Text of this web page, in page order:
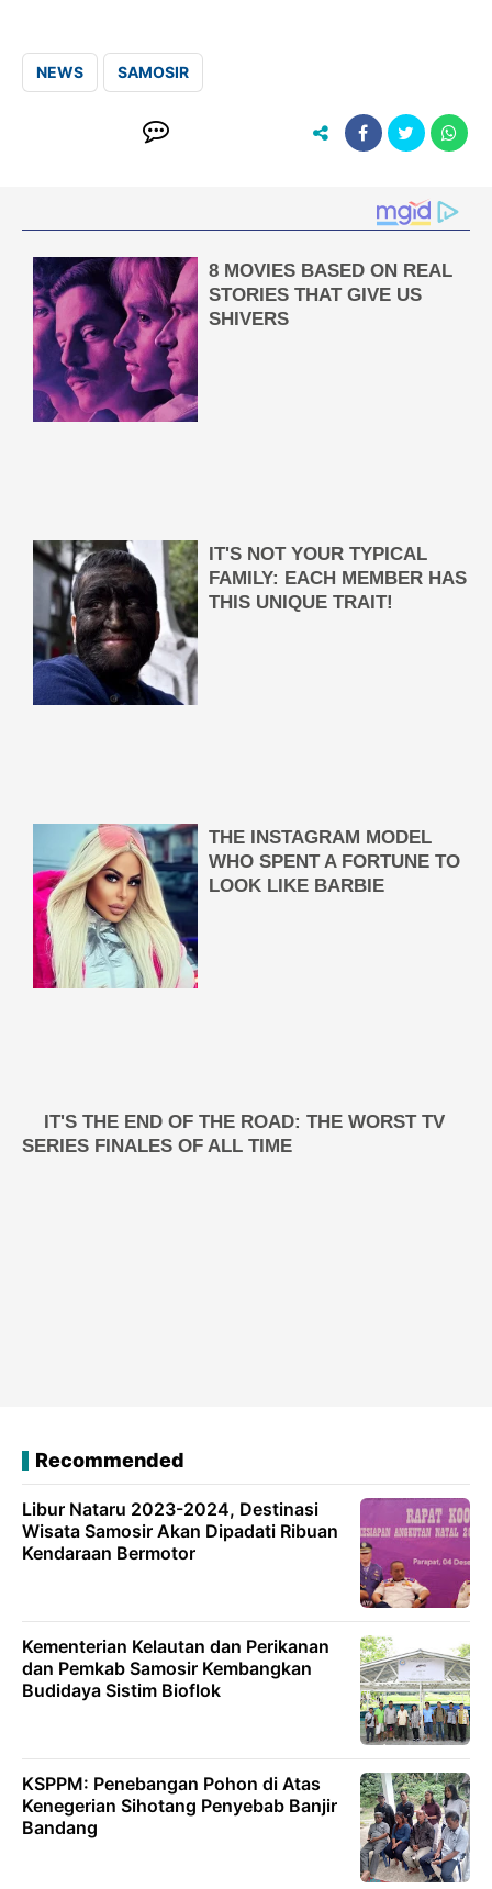
NEWS SAMOSIR
Recommended
Libur Nataru 2023-2024, Destinasi
Wisata Samosir Akan Dipadati Ribuan
Kendaraan Bermotor
Kementerian Kelautan dan Perikanan
dan Pemkab Samosir Kembangkan
Budidaya Sistim Bioflok
KSPPM: Penebangan Pohon di Atas
Kenegerian Sihotang Penyebab Banjir
Bandang